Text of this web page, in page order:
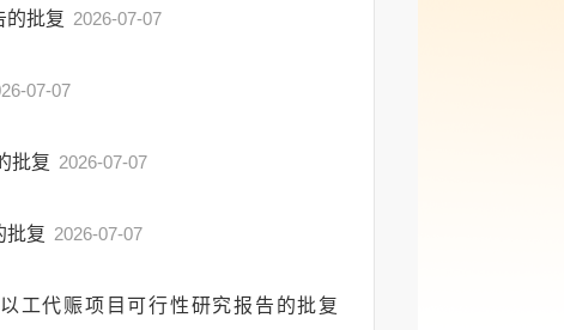
的批复 2026-07-07
07-07
批复 2026-07-07
批复 2026-07-07
工代赈项目可行性研究报告的批复